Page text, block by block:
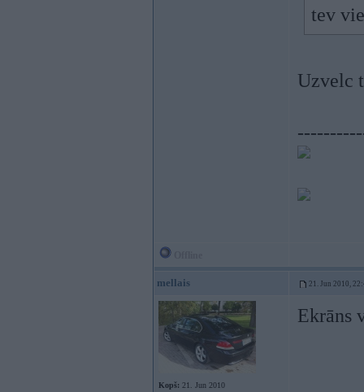
tev
Uzvelc
mellais 21. Jun 2010,
Kopš: 21. Jun 2010
Ekrāns